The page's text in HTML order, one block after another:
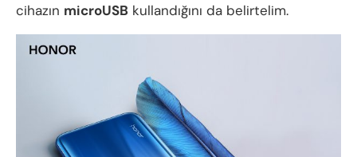
cihazın microUSB kullandığını da belirtelim.